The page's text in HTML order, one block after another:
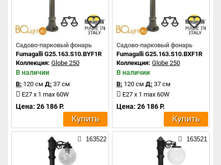
Садово-парковый фонарь
Fumagalli G25.163.S10.BYF1R
Коллекция: Globe 250
В наличии
В: 120 см Д: 37 см
E27 x 1 max 60W
Цена: 26 186 Р.
Купить
Садово-парковый фонарь
Fumagalli G25.163.S10.BXF1R
Коллекция: Globe 250
В наличии
В: 120 см Д: 37 см
E27 x 1 max 60W
Цена: 26 186 Р.
Купить
163522 163521